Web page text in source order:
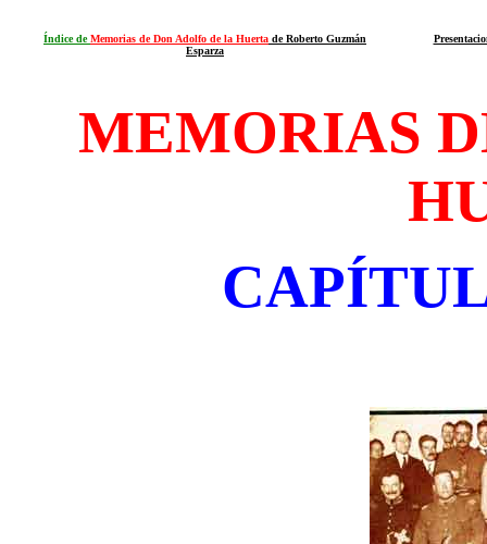
Índice deMemorias de Don Adolfo de la Huerta de Roberto Guzmán
Esparza
MEMORIAS